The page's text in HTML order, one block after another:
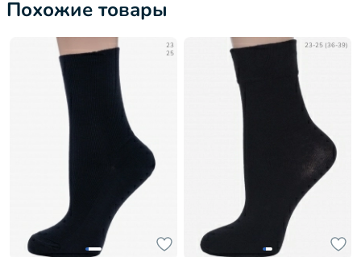
Похожие товары
23
25
23-25 (36-39)